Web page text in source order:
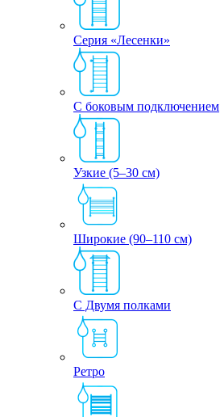
Серия «Лесенки»
С боковым подключением
Узкие (5–30 см)
Широкие (90–110 см)
С Двумя полками
Ретро